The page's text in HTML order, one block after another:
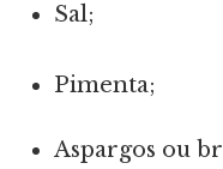
Sal;
Pimenta;
Aspargos ou